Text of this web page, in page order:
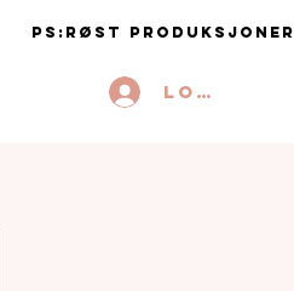
PS:RØST Produksjoner
Logg inn